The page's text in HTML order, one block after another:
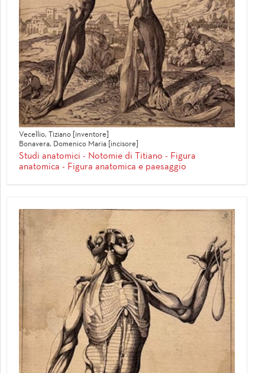
Vecellio, Tiziano [inventore]
Bonavera, Domenico Maria [incisore]
Studi anatomici - Notomie di Titiano - Figura
anatomica - Figura anatomica e paesaggio